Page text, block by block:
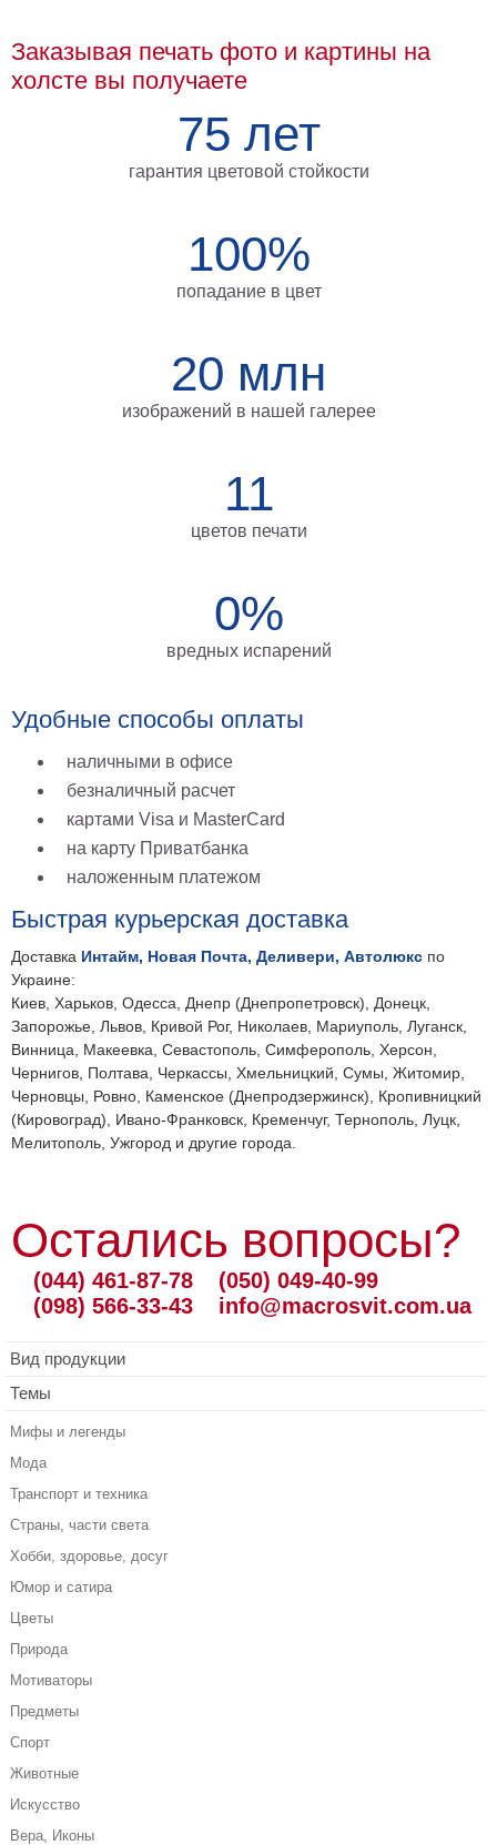
Города
Нью
Заказывая печать фото и картины на
холсте вы получаете
75 лет
гарантия цветовой стойкости
100%
попадание в цвет
20 млн
изображений в нашей галерее
11
цветов печати
0%
вредных испарений
Удобные способы оплаты
наличными в офисе
безналичный расчет
картами Visa и MasterCard
на карту Приватбанка
наложенным платежом
Быстрая курьерская доставка
Доставка Интайм, Новая Почта, Деливери, Автолюкс по
Украине:
Киев, Харьков, Одесса, Днепр (Днепропетровск), Донецк,
Запорожье, Львов, Кривой Рог, Николаев, Мариуполь, Луганск,
Винница, Макеевка, Севастополь, Симферополь, Херсон,
Чернигов, Полтава, Черкассы, Хмельницкий, Сумы, Житомир,
Черновцы, Ровно, Каменское (Днепродзержинск), Кропивницкий
(Кировоград), Ивано-Франковск, Кременчуг, Тернополь, Луцк,
Мелитополь, Ужгород и другие города.
Остались вопросы?
(044) 461-87-78
(098) 566-33-43
(050) 049-40-99
info@macrosvit.com.ua
Вид продукции
Темы
Мифы и легенды
Мода
Транспорт и техника
Страны, части света
Хобби, здоровье, досуг
Юмор и сатира
Цветы
Природа
Мотиваторы
Предметы
Спорт
Животные
Искусство
Вера, Иконы